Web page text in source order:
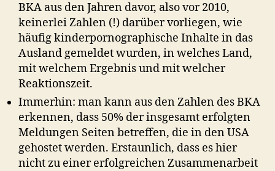
BKA aus den Jahren davor, also vor 2010,
keinerlei Zahlen (!) darüber vorliegen, wie
häufig kinderpornographische Inhalte in das
Ausland gemeldet wurden, in welches Land,
mit welchem Ergebnis und mit welcher
Reaktionszeit.
Immerhin: man kann aus den Zahlen des BKA
erkennen, dass 50% der insgesamt erfolgten
Meldungen Seiten betreffen, die in den USA
gehostet werden. Erstaunlich, dass es hier
nicht zu einer erfolgreichen Zusammenarbeit